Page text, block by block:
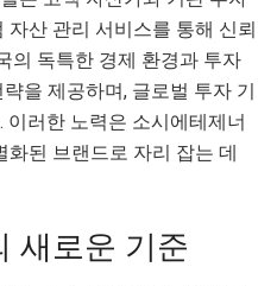
산 관리 서비스를 통해 신뢰
의 독특한 경제 환경과 투자
을 제공하며, 글로벌 투자 기
러한 노력은 소시에테제너
화된 브랜드로 자리 잡는 데
새로운 기준